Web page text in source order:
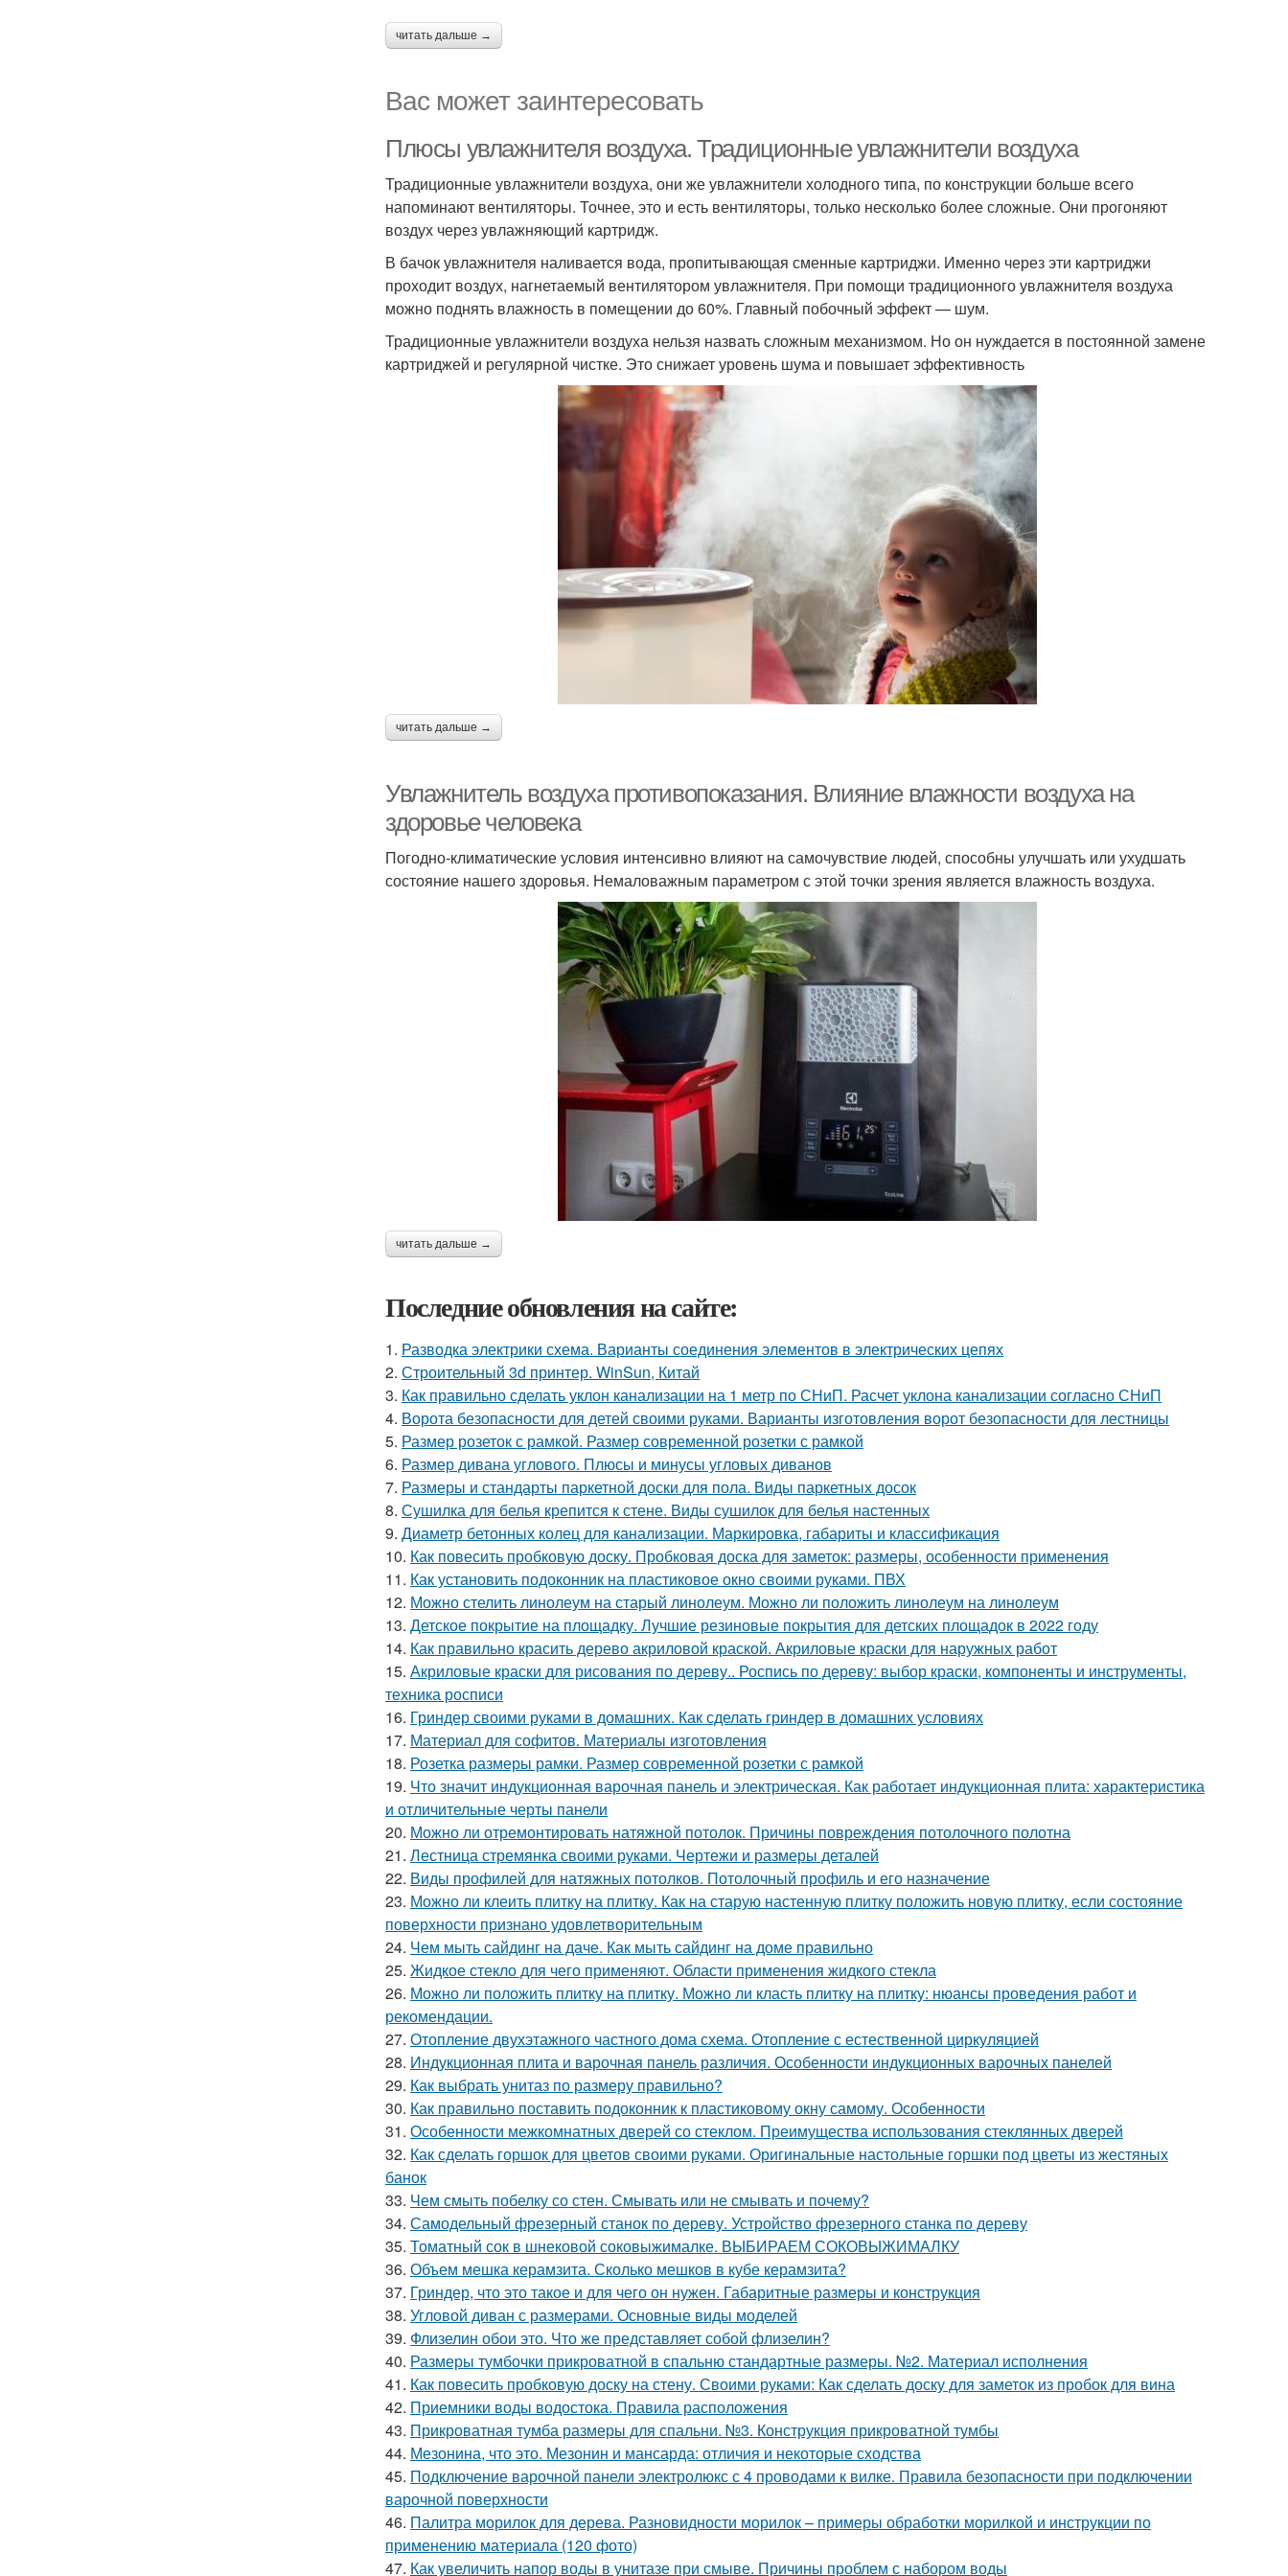
читать дальше →
Вас может заинтересовать
Плюсы увлажнителя воздуха. Традиционные увлажнители воздуха
Традиционные увлажнители воздуха, они же увлажнители холодного типа, по конструкции больше всего
напоминают вентиляторы. Точнее, это и есть вентиляторы, только несколько более сложные. Они прогоняют
воздух через увлажняющий картридж.
В бачок увлажнителя наливается вода, пропитывающая сменные картриджи. Именно через эти картриджи
проходит воздух, нагнетаемый вентилятором увлажнителя. При помощи традиционного увлажнителя воздуха
можно поднять влажность в помещении до 60%. Главный побочный эффект — шум.
Традиционные увлажнители воздуха нельзя назвать сложным механизмом. Но он нуждается в постоянной замене
картриджей и регулярной чистке. Это снижает уровень шума и повышает эффективность
читать дальше →
Увлажнитель воздуха противопоказания. Влияние влажности воздуха на
здоровье человека
Погодно-климатические условия интенсивно влияют на самочувствие людей, способны улучшать или ухудшать
состояние нашего здоровья. Немаловажным параметром с этой точки зрения является влажность воздуха.
читать дальше →
Последние обновления на сайте:
1. Разводка электрики схема. Варианты соединения элементов в электрических цепях
2. Строительный 3d принтер. WinSun, Китай
3. Как правильно сделать уклон канализации на 1 метр по СНиП. Расчет уклона канализации согласно СНиП
4. Ворота безопасности для детей своими руками. Варианты изготовления ворот безопасности для лестницы
5. Размер розеток с рамкой. Размер современной розетки с рамкой
6. Размер дивана углового. Плюсы и минусы угловых диванов
7. Размеры и стандарты паркетной доски для пола. Виды паркетных досок
8. Сушилка для белья крепится к стене. Виды сушилок для белья настенных
9. Диаметр бетонных колец для канализации. Маркировка, габариты и классификация
10. Как повесить пробковую доску. Пробковая доска для заметок: размеры, особенности применения
11. Как установить подоконник на пластиковое окно своими руками. ПВХ
12. Можно стелить линолеум на старый линолеум. Можно ли положить линолеум на линолеум
13. Детское покрытие на площадку. Лучшие резиновые покрытия для детских площадок в 2022 году
14. Как правильно красить дерево акриловой краской. Акриловые краски для наружных работ
15. Акриловые краски для рисования по дереву.. Роспись по дереву: выбор краски, компоненты и инструменты,
техника росписи
16. Гриндер своими руками в домашних. Как сделать гриндер в домашних условиях
17. Материал для софитов. Материалы изготовления
18. Розетка размеры рамки. Размер современной розетки с рамкой
19. Что значит индукционная варочная панель и электрическая. Как работает индукционная плита: характеристика
и отличительные черты панели
20. Можно ли отремонтировать натяжной потолок. Причины повреждения потолочного полотна
21. Лестница стремянка своими руками. Чертежи и размеры деталей
22. Виды профилей для натяжных потолков. Потолочный профиль и его назначение
23. Можно ли клеить плитку на плитку. Как на старую настенную плитку положить новую плитку, если состояние
поверхности признано удовлетворительным
24. Чем мыть сайдинг на даче. Как мыть сайдинг на доме правильно
25. Жидкое стекло для чего применяют. Области применения жидкого стекла
26. Можно ли положить плитку на плитку. Можно ли класть плитку на плитку: нюансы проведения работ и
рекомендации.
27. Отопление двухэтажного частного дома схема. Отопление с естественной циркуляцией
28. Индукционная плита и варочная панель различия. Особенности индукционных варочных панелей
29. Как выбрать унитаз по размеру правильно?
30. Как правильно поставить подоконник к пластиковому окну самому. Особенности
31. Особенности межкомнатных дверей со стеклом. Преимущества использования стеклянных дверей
32. Как сделать горшок для цветов своими руками. Оригинальные настольные горшки под цветы из жестяных
банок
33. Чем смыть побелку со стен. Смывать или не смывать и почему?
34. Самодельный фрезерный станок по дереву. Устройство фрезерного станка по дереву
35. Томатный сок в шнековой соковыжималке. ВЫБИРАЕМ СОКОВЫЖИМАЛКУ
36. Объем мешка керамзита. Сколько мешков в кубе керамзита?
37. Гриндер, что это такое и для чего он нужен. Габаритные размеры и конструкция
38. Угловой диван с размерами. Основные виды моделей
39. Флизелин обои это. Что же представляет собой флизелин?
40. Размеры тумбочки прикроватной в спальню стандартные размеры. №2. Материал исполнения
41. Как повесить пробковую доску на стену. Своими руками: Как сделать доску для заметок из пробок для вина
42. Приемники воды водостока. Правила расположения
43. Прикроватная тумба размеры для спальни. №3. Конструкция прикроватной тумбы
44. Мезонина, что это. Мезонин и мансарда: отличия и некоторые сходства
45. Подключение варочной панели электролюкс с 4 проводами к вилке. Правила безопасности при подключении
варочной поверхности
46. Палитра морилок для дерева. Разновидности морилок – примеры обработки морилкой и инструкции по
применению материала (120 фото)
47. Как увеличить напор воды в унитазе при смыве. Причины проблем с набором воды